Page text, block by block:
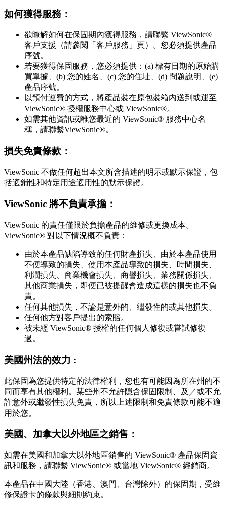
如何獲得服務：
欲瞭解如何在保固期內獲得服務，請聯繫 ViewSonic®
客戶支援（請參閱「客戶服務」頁）。您必須提供產品
序號。
若要獲得保固服務，您必須提供：(a) 標有日期的原始購
買單據、(b) 您的姓名、(c) 您的住址、(d) 問題說明、(e)
產品序號。
以預付運費的方式，將產品裝在原包裝箱內送到或運至
ViewSonic® 授權服務中心或 ViewSonic®。
如需其他資訊或離您最近的 ViewSonic® 服務中心名
稱，請聯繫ViewSonic®。
損失免責條款：
ViewSonic 不做任何超出本文所含描述的明示或默示保證，包
括適銷性和特定用途適用性的默示保證。
ViewSonic 將不負責承擔：
ViewSonic 的責任僅限於負擔產品的維修或更換成本。
ViewSonic® 對以下情況概不負責：
由於本產品缺陷導致的任何財產損失、由於本產品使用
不便導致的損失、使用本產品導致的損失、時間損失、
利潤損失、商業機會損失、商譽損失、業務關係損失、
其他商業損失，即便已被提醒會造成這樣的損失也不負
責。
任何其他損失，不論是意外的、繼發性的或其他損失。
任何他方對客戶提出的索賠。
被未經 ViewSonic® 授權的任何個人修復或嘗試修復
過。
美國州法的效力 :
此保固為您提供特定的法律權利，您也有可能因為所在州的不
同而享有其他權利。某些州不允許隱含保固限制、及／或不允
許意外或繼發性損失免責，所以上述限制和免責條款可能不適
用於您。
美國、加拿大以外地區之銷售：
如需在美國和加拿大以外地區銷售的 ViewSonic® 產品保固資
訊和服務，請聯繫 ViewSonic® 或當地 ViewSonic® 經銷商。
本產品在中國大陸（香港、澳門、台灣除外）的保固期，受維
修保證卡的條款與細則約束。